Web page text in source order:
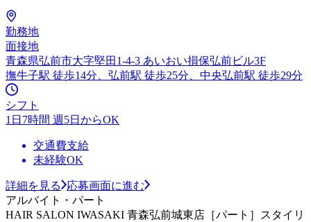
勤務地
面接地
青森県弘前市大字堅田1-4-3 あいおい損保弘前ビル3F
撫牛子駅 徒歩14分、弘前駅 徒歩25分、中央弘前駅 徒歩29分
シフト
1日7時間 週5日からOK
交通費支給
未経験OK
詳細を見る
応募画面に進む
アルバイト・パート
HAIR SALON IWASAKI 青森弘前城東店［パート］スタイリ